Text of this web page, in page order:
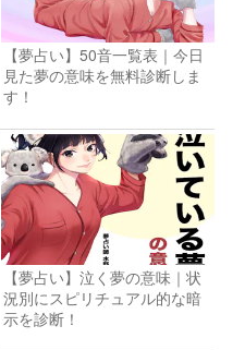
【夢占い】50音一覧表｜今日
見た夢の意味を無料診断しま
す！
【夢占い】泣く夢の意味｜状
況別にスピリチュアル的な暗
示を診断！